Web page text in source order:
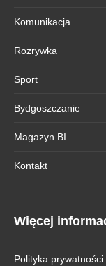
Komunikacja
Rozrywka
Sport
Bydgoszczanie
Magazyn BI
Kontakt
Więcej
Polityka prywatności